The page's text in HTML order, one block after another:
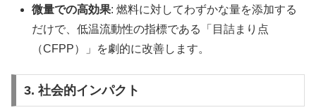
微量での高効果: 燃料に対してわずかな量を添加する
だけで、低温流動性の指標である「目詰まり点
（CFPP）」を劇的に改善します。
3. 社会的インパクト